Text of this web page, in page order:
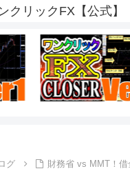
クリックFX【公式】
グ
財務省 vs MMT！